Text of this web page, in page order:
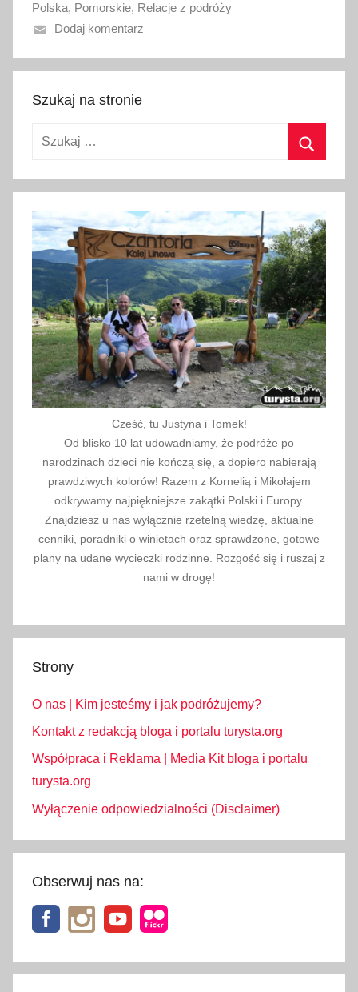
n
o
s
i
n
a
2
0
8
Polska, Pomorskie, Relacje z podróży
Dodaj komentarz
Szukaj na stronie
Szukaj:
Cześć, tu Justyna i Tomek!
Od blisko 10 lat udowadniamy, że podróże po
narodzinach dzieci nie kończą się, a dopiero nabierają
prawdziwych kolorów! Razem z Kornelią i Mikołajem
odkrywamy najpiękniejsze zakątki Polski i Europy.
Znajdziesz u nas wyłącznie rzetelną wiedzę, aktualne
cenniki, poradniki o winietach oraz sprawdzone, gotowe
plany na udane wycieczki rodzinne. Rozgość się i ruszaj z
nami w drogę!
Strony
O nas | Kim jesteśmy i jak podróżujemy?
Kontakt z redakcją bloga i portalu turysta.org
Współpraca i Reklama | Media Kit bloga i portalu
turysta.org
Wyłączenie odpowiedzialności (Disclaimer)
Obserwuj nas na: